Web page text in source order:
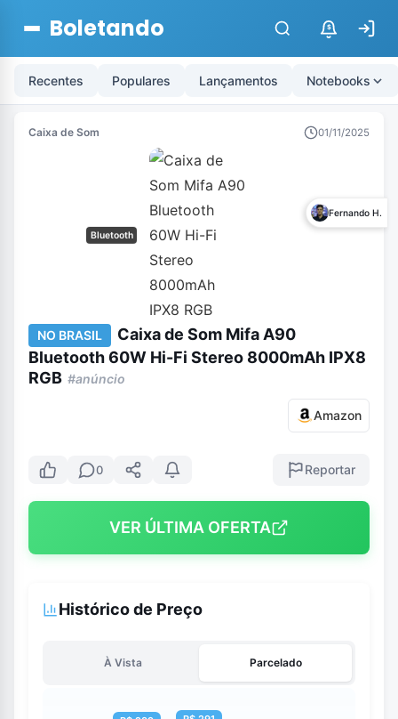
Boletando $
Recentes Populares Lançamentos Notebooks
Caixa de Som 01/11/2025
Bluetooth
Fernando H.
NO BRASIL
Caixa de Som Mifa A90
Bluetooth 60W Hi-Fi Stereo 8000mAh IPX8
RGB #anúncio
Amazon
0 Reportar
VER ÚLTIMA OFERTA
Histórico de Preço
À Vista Parcelado